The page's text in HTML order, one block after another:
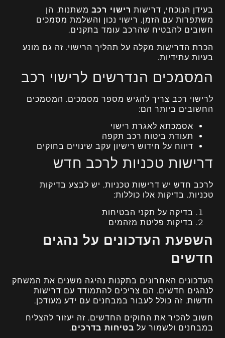
בעידן הנוכחי, דרישות רישוי רכב משתנות. הן
משתפרות עם הזמן. רישוי נכון והשלמת מסמכים
חשובים להבטיח שהרכב עומד בתקנים.
הכרת הדרישות מקלה על תהליך הרישוי. זה גם מונע
בעיות עתידיות.
המסמכים הנדרשים לרישוי רכב
לרישוי רכב צריך להגיש מספר מסמכים. המסמכים
החשובים ביותר הם:
אסמכתא לאגרת רישוי
תעודת ביטוח רכב תקפה
דיווח על חידוש רישיון עקב שינויים בחוקים
דרישות טכניות לרכב חדש
לרכב חדש יש דרישות טכניות. יש לבצע בדיקות
טכניות. בדיקות אלו כוללות:
בדיקה על תקני הבטיחות
בדיקות פליטת מזהמים
השפעת העדכונים על נהגים
חדשים
העדכונים האחרונים בתקנות נהיגה משנים את המשחק
לנהגים חדשים. הם צריכים להתמודד עם דרישות
חדשות. זה כולל לעבור במבחנים עם ידע מעודכן.
חשוב להכיר את החוקים החדשים. זה יעזור להצליח
במבחנים ולשמור על בטיחות בדרכים.